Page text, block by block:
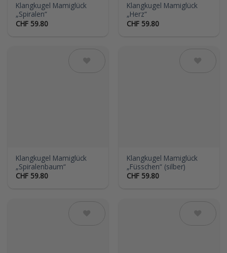
Klangkugel Mamiglück
„Spiralen“
CHF 59.80
Klangkugel Mamiglück
„Herz“
CHF 59.80
Klangkugel Mamiglück
„Spiralenbaum“
CHF 59.80
Klangkugel Mamiglück
„Füsschen“ (silber)
CHF 59.80